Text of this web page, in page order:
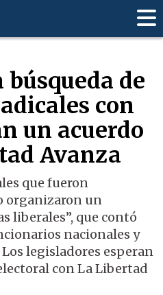
búsqueda de
con
un acuerdo
Avanza
que fueron
organizaron un
liberales”, que contó
nacionales y
legisladores esperan
con La Libertad